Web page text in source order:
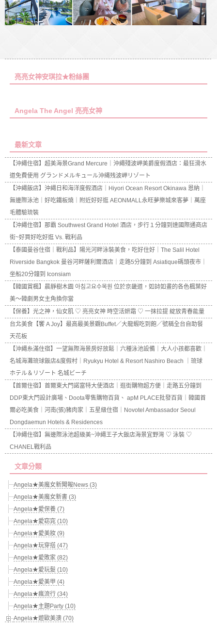
亮亮女神安琪拉★粉絲團
Angela The Angel 亮亮女神
最新文章
【沖繩住宿】超美海景Grand Mercure｜沖繩殘波岬美爵度假酒店：最狂滑水
道免費使用 グランドメルキュール沖縄残波岬リゾート
【沖繩飯店】沖繩日和海洋度假酒店｜Hiyori Ocean Resort Okinawa 恩納｜
無邊際泳池｜好吃鐵板燒｜附近好好逛 AEONMALL永旺夢樂城來客夢｜萬座
毛體驗琉裝
【沖繩住宿】那霸 Southwest Grand Hotel 酒店，步行１分鐘到達國際通商店
街~好買好吃好逛 Vs. 戰利品
【泰國曼谷住宿｜戰利品】陽光河畔泳裝美食，吃好住好｜The Salil Hotel
Riverside Bangkok 曼谷河畔薩利爾酒店｜走路5分鐘到 Asiatique碼頭夜市｜
坐船20分鐘到 Iconsiam
【韓國賞楓】晨靜樹木園 아침고요수목원 位於京畿道，如詩如畫的各色楓葉好
美～韓劇男女主角換你當
【保養】光之神，仙女肌 ♡ 亮亮女神 時空活妍霜 ♡ 一抹拉提 綻放青春能量
台北美食【饗 A Joy】最高最美景觀Buffet／大龍蝦吃到飽／號稱全台自助餐
天花板
【沖繩糸滿住宿】一望無際海景房好放鬆｜六種泳池設備｜大人小孩都喜歡｜
名城海灘琉球飯店&度假村｜Ryukyu Hotel & Resort Nashiro Beach ｜琉球
ホテル＆リゾート 名城ビーチ
【首爾住宿】首爾東大門諾富特大使酒店｜逛街購物超方便｜走路五分鐘到
DDP東大門設計廣場、Doota零售購物百貨、 apM PLACE批發百貨｜韓國首
爾必吃美食｜河南(張)豬肉家｜五星級住宿｜Novotel Ambassador Seoul
Dongdaemun Hotels & Residences
【沖繩住宿】無邊際泳池超級美~沖繩王子大飯店海景宜野灣 ♡ 泳裝 ♡
CHANEL戰利品
文章分類
Angela★美魔女新聞報News (3)
Angela★美魔女新書 (3)
Angela★愛保養 (7)
Angela★愛窈窕 (10)
Angela★愛美妝 (9)
Angela★玩穿搭 (47)
Angela★愛敗家 (82)
Angela★愛玩髮 (10)
Angela★愛美甲 (4)
Angela★瘋流行 (34)
Angela★主題Party (10)
Angela★遊歐美澳 (70)